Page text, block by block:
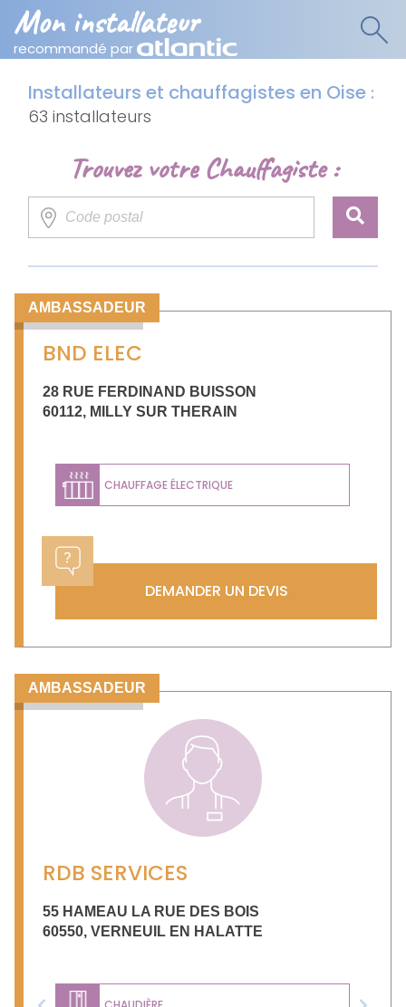
Mon installateur
recommandé par
Installateurs et chauffagistes en Oise :
63 installateurs
Trouvez votre Chauffagiste :
AMBASSADEUR
BND ELEC
28 RUE FERDINAND BUISSON
60112, MILLY SUR THERAIN
CHAUFFAGE ÉLECTRIQUE
DEMANDER UN DEVIS
AMBASSADEUR
RDB SERVICES
55 HAMEAU LA RUE DES BOIS
60550, VERNEUIL EN HALATTE